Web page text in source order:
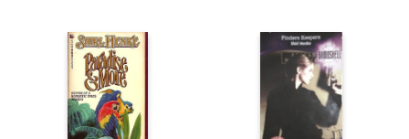
Társadalomtudomány
Természettudomány
Történelem